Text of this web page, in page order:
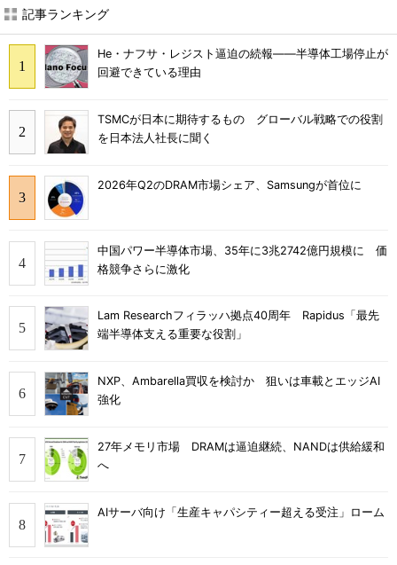
記事ランキング
He・ナフサ・レジスト逼迫の続報――半導体工場停止が
回避できている理由
TSMCが日本に期待するもの グローバル戦略での役割
を日本法人社長に聞く
2026年Q2のDRAM市場シェア、Samsungが首位に
中国パワー半導体市場、35年に3兆2742億円規模に 価
格競争さらに激化
Lam Researchフィラッハ拠点40周年 Rapidus「最先
端半導体支える重要な役割」
NXP、Ambarella買収を検討か 狙いは車載とエッジAI
強化
27年メモリ市場 DRAMは逼迫継続、NANDは供給緩和
へ
AIサーバ向け「生産キャパシティー超える受注」ローム